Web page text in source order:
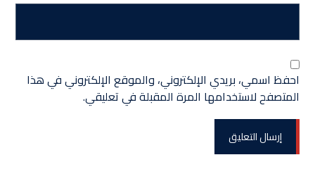
احفظ اسمي، بريدي الإلكتروني، والموقع الإلكتروني في هذا
المتصفح لاستخدامها المرة المقبلة في تعليقي.